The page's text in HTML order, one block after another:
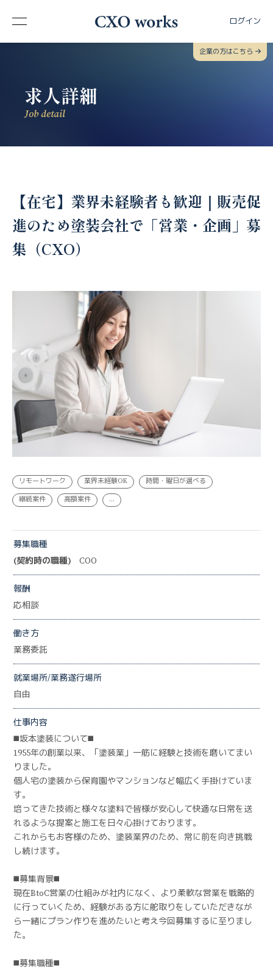
ログイン
企業の方はこちら
求人詳細
Job detail
【在宅】業界未経験者も歓迎｜販売促
進のため塗装会社で「営業・企画」募
集（CXO）
営業・企画 | 業務委託
リモートワーク 業界未経験OK 時間・曜日が選べる
継続案件 高額案件 ...
募集職種
(契約時の職種)
COO
報酬
応相談
働き方
業務委託
就業場所/業務遂行場所
自由
仕事内容
◼️坂本塗装について◼️
1955年の創業以来、「塗装業」一筋に経験と技術を磨いてまい
りました。
個人宅の塗装から保育園やマンションなど幅広く手掛けていま
す。
培ってきた技術と様々な塗料で皆様が安心して快適な日常を送
れるような提案と施工を日々心掛けております。
これからもお客様のため、塗装業界のため、常に前を向き挑戦
し続けます。
◼️募集背景◼️
現在BtoC営業の仕組みが社内になく、より柔軟な営業を戦略的
に行っていくため、経験がある方に舵取りをしていただきなが
ら一緒にプラン作りを進めたいと考え今回募集するに至りまし
た。
◼️募集職種◼️